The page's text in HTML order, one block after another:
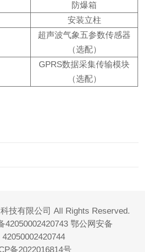
防爆箱
安装立柱
超声波气象五参数传感器
（选配）
GPRS数据采集传输模块
（选配）
技有限公司 All Rights Reserved.
42050002420743 鄂公网安备
42050002420744
备2022016814号